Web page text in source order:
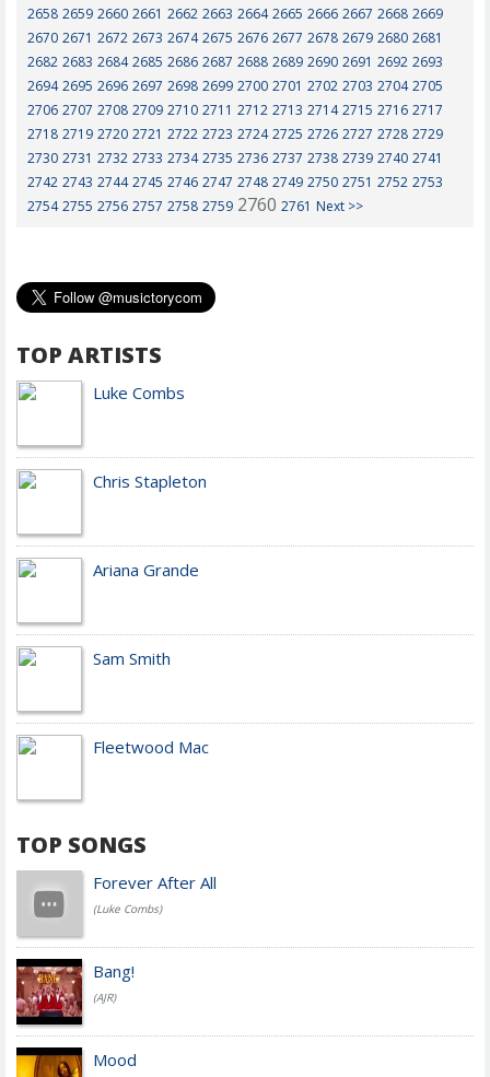
2658 2659 2660 2661 2662 2663 2664 2665 2666 2667 2668 2669
2670 2671 2672 2673 2674 2675 2676 2677 2678 2679 2680 2681
2682 2683 2684 2685 2686 2687 2688 2689 2690 2691 2692 2693
2694 2695 2696 2697 2698 2699 2700 2701 2702 2703 2704 2705
2706 2707 2708 2709 2710 2711 2712 2713 2714 2715 2716 2717
2718 2719 2720 2721 2722 2723 2724 2725 2726 2727 2728 2729
2730 2731 2732 2733 2734 2735 2736 2737 2738 2739 2740 2741
2742 2743 2744 2745 2746 2747 2748 2749 2750 2751 2752 2753
2754 2755 2756 2757 2758 2759 2760 2761 Next >>
TOP ARTISTS
Luke Combs
Chris Stapleton
Ariana Grande
Sam Smith
Fleetwood Mac
TOP SONGS
Forever After All
(Luke Combs)
Bang!
(AJR)
Mood